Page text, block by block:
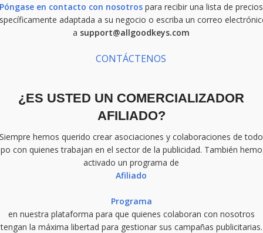
en contacto con nosotros para recibir una lista de precios
adaptada a su negocio o escriba un correo
a support@allgoodkeys.com
CONTÁCTENOS
¿ES USTED UN COMERCIALIZADOR
AFILIADO?
Siempre hemos querido crear asociaciones y colaboraciones de todo
con quienes trabajan en el sector de la publicidad. También
activado un programa de
Afiliado
Programa
en nuestra plataforma para que quienes colaboran con nosotros
tengan la máxima libertad para gestionar sus campañas publicitarias.